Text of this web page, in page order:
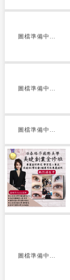
圖檔準備中...
圖檔準備中...
圖檔準備中...
圖檔準備中...